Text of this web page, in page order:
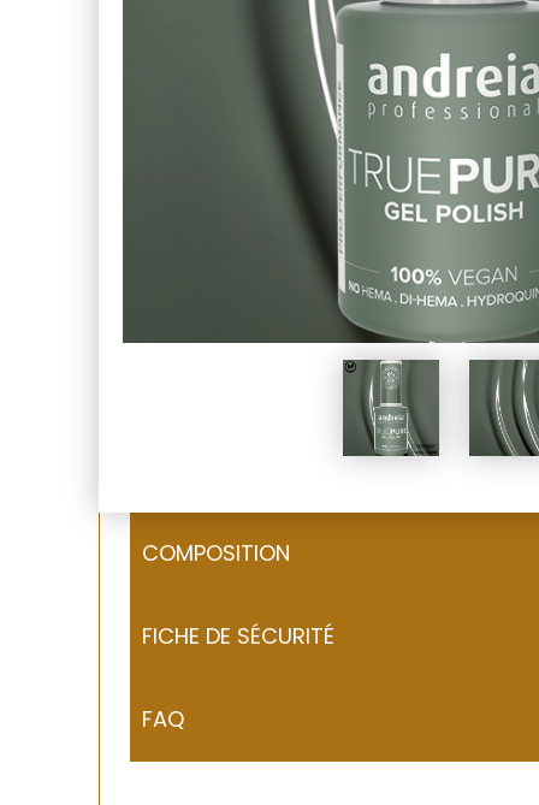
COMPOSITION
FICHE DE SÉCURITÉ
FAQ